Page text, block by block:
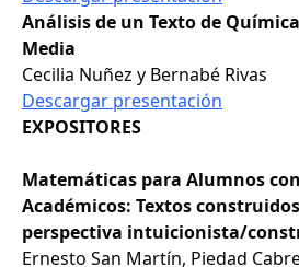
Análisis de un Texto de
Media
Cecilia Nuñez y Bernabé Rivas
Descargar presentación
EXPOSITORES
Matemáticas para Alumnos
Académicos: Textos
perspectiva intuicionista/
Ernesto San Martín, Piedad